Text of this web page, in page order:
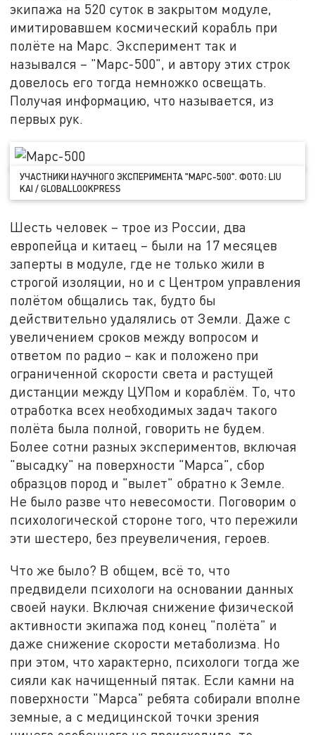
экипажа на 520 суток в закрытом модуле,
имитировавшем космический корабль при
полёте на Марс. Эксперимент так и
назывался – "Марс-500", и автору этих строк
довелось его тогда немножко освещать.
Получая информацию, что называется, из
первых рук.
УЧАСТНИКИ НАУЧНОГО ЭКСПЕРИМЕНТА "МАРС-500". ФОТО: LIU
KAI / GLOBALLOOKPRESS
Шесть человек – трое из России, два
европейца и китаец – были на 17 месяцев
заперты в модуле, где не только жили в
строгой изоляции, но и с Центром управления
полётом общались так, будто бы
действительно удалялись от Земли. Даже с
увеличением сроков между вопросом и
ответом по радио – как и положено при
ограниченной скорости света и растущей
дистанции между ЦУПом и кораблём. То, что
отработка всех необходимых задач такого
полёта была полной, говорить не будем.
Более сотни разных экспериментов, включая
"высадку" на поверхности "Марса", сбор
образцов пород и "вылет" обратно к Земле.
Не было разве что невесомости. Поговорим о
психологической стороне того, что пережили
эти шестеро, без преувеличения, героев.
Что же было? В общем, всё то, что
предвидели психологи на основании данных
своей науки. Включая снижение физической
активности экипажа под конец "полёта" и
даже снижение скорости метаболизма. Но
при этом, что характерно, психологи тогда же
сияли как начищенный пятак. Если камни на
поверхности "Марса" ребята собирали вполне
земные, а с медицинской точки зрения